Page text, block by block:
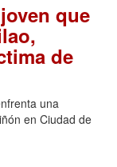
que
de
una
en Ciudad de